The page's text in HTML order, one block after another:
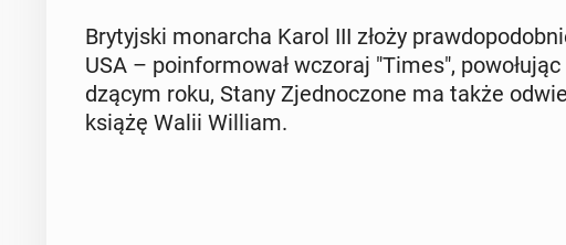
Bry­tyj­ski mo­nar­cha Karol III złoży
USA – po­in­for­mo­wał wczoraj "Times",
dzą­cym roku, Stany Zjed­no­czo­ne ma także
książę Walii William.